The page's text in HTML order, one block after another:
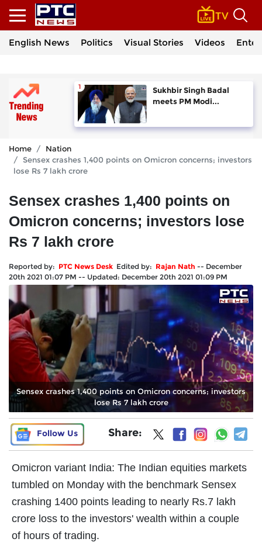
English News Politics Visual Stories Videos
Sukhbir Singh Badal
meets PM Modi...
Home
Nation
Sensex crashes 1,400 points on Omicron concerns; investors
lose Rs 7 lakh crore
Sensex crashes 1,400 points on
Omicron concerns; investors lose
Rs 7 lakh crore
Reported by: PTC News Desk Edited by: Rajan Nath -- December
20th 2021 01:07 PM -- Updated: December 20th 2021 01:09 PM
Sensex crashes 1,400 points on Omicron concerns; investors
lose Rs 7 lakh crore
Follow Us Share:
Omicron variant India: The Indian equities markets
tumbled on Monday with the benchmark Sensex
crashing 1400 points leading to nearly Rs.7 lakh
crore loss to the investors' wealth within a couple
of hours of trading.